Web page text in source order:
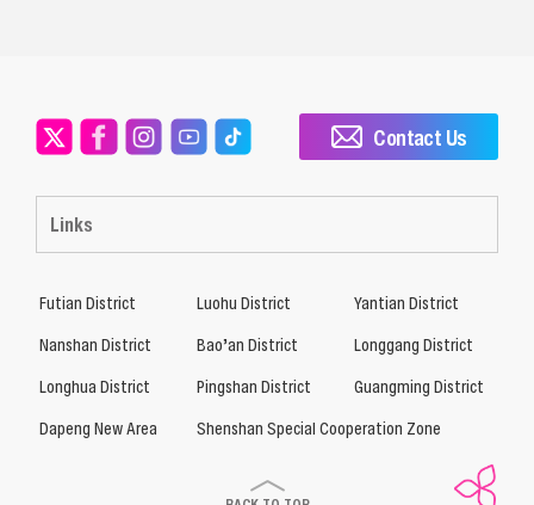
Links
Contact Us
Futian District Luohu District
Yantian District
Nanshan District
Bao’an District
Longgang District
Longhua District
Pingshan District
Guangming District
Dapeng New Area
Shenshan Special Cooperation Zone